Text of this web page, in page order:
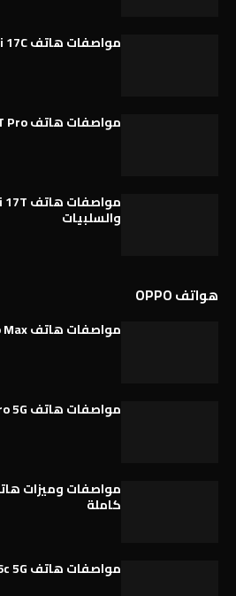
مواصفات هاتف Xiaomi Redmi 17C كاملة
مواصفات هاتف Xiaomi 17T Pro كاملة
والسلبيات
هواتف OPPO
مواصفات هاتف Oppo A7 Pro Max كاملة
مواصفات هاتف Oppo Reno 16 Pro 5G كاملة
كاملة
مواصفات هاتف Oppo Reno 16c 5G كاملة